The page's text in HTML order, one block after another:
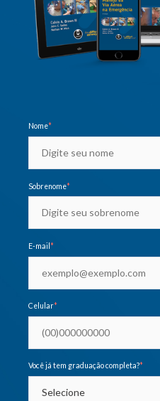
Nome*
Sobrenome*
E-mail *
Celular*
Você já tem graduação completa?*